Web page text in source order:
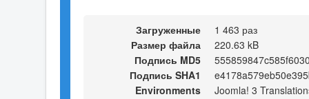
Загруженные
1 463 раз
Размер файла
220.63 kB
Подпись MD5
Подпись SHA1
Environments
Joomla! 3